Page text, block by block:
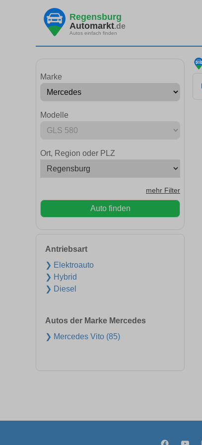
Regensburg
Automarkt.de
Autos einfach finden
Marke
Modelle
Ort, Region oder PLZ
mehr Filter
Auto finden
Antriebsart
❯ Elektroauto
❯ Hybrid
❯ Diesel
Autos der Marke Mercedes
❯ Mercedes Vito (85)